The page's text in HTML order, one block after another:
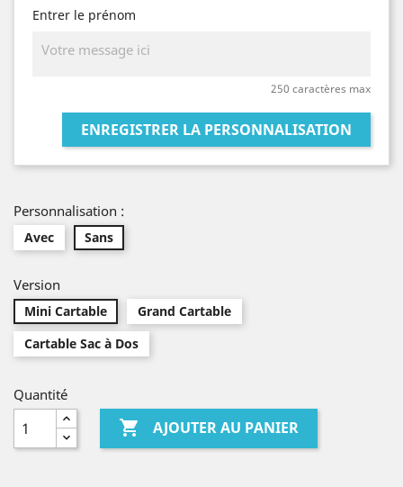
Entrer le prénom
250 caractères max
ENREGISTRER LA PERSONNALISATION
Personnalisation :
Avec Sans
Version
Mini Cartable
Grand Cartable
Cartable Sac à Dos
Quantité
 AJOUTER AU PANIER